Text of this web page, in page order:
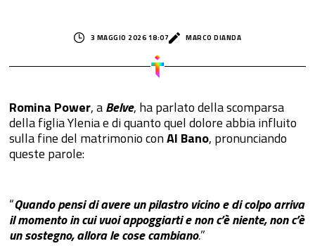
3 MAGGIO 2026 18:07 MARCO DIANDA
Romina Power, aBelve, ha parlato della scomparsa
della figlia Ylenia e di quanto quel dolore abbia influito
sulla fine del matrimonio conAl Bano, pronunciando
queste parole:
“Quando pensi di avere un pilastro vicino e di colpo arriva
il momento in cui vuoi appoggiarti e non c’è niente, non c’è
un sostegno, allora le cose cambiano.”